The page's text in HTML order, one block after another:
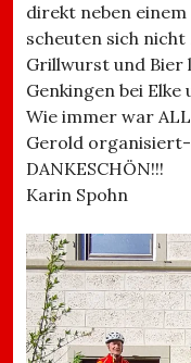
direkt neben
scheuten sich
Grillwurst und Bier
Genkingen bei
Wie immer war
Gerold
DANKESCHÖN!!!
Karin Spohn